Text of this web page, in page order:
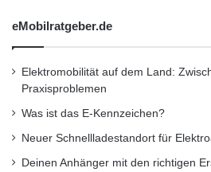
eMobilratgeber.de
Elektromobilität auf dem Land:
Praxisproblemen
Was ist das E-Kennzeichen?
Neuer Schnellladestandort für
Deinen Anhänger mit den richtigen